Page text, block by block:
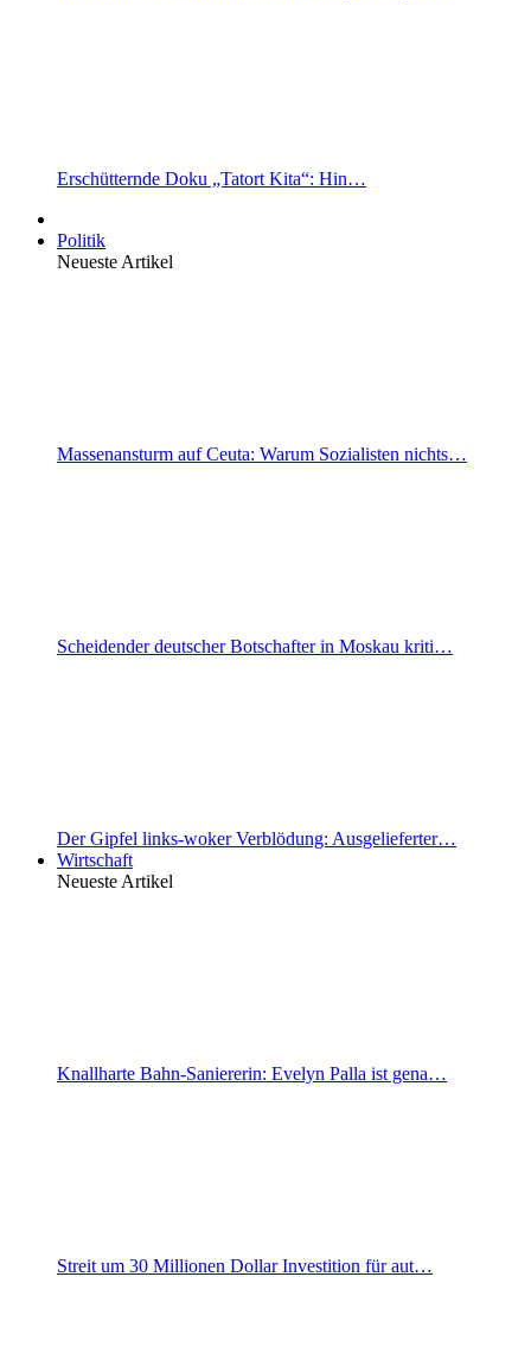
Erschütternde Doku „Tatort Kita“: Hin…
Politik
Neueste Artikel
Massenansturm auf Ceuta: Warum Sozialisten nichts…
Scheidender deutscher Botschafter in Moskau kriti…
Der Gipfel links-woker Verblödung: Ausgelieferter…
Wirtschaft
Neueste Artikel
Knallharte Bahn-Saniererin: Evelyn Palla ist gena…
Streit um 30 Millionen Dollar Investition für aut…